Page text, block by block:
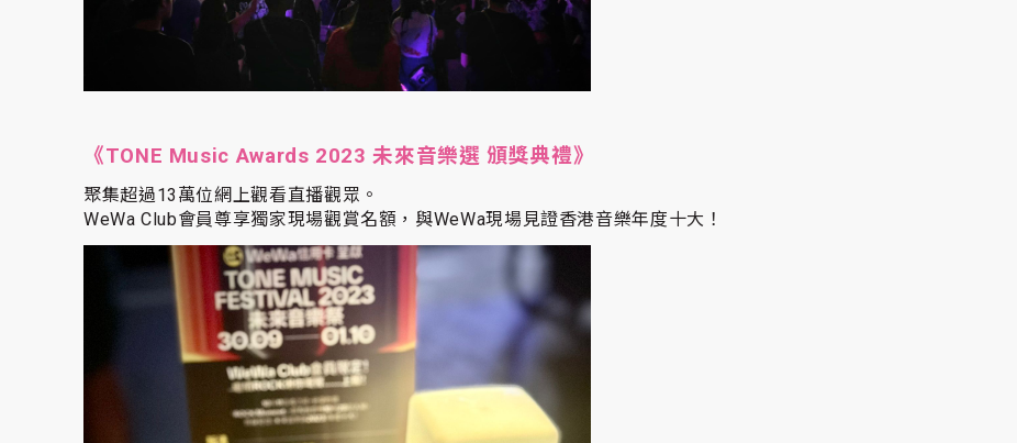
《TONE Music Awards 2023 未來音樂選 頒獎典禮》
聚集超過13萬位網上觀看直播觀眾。
WeWa Club會員尊享獨家現場觀賞名額，與WeWa現場見證香港音樂年度十大！